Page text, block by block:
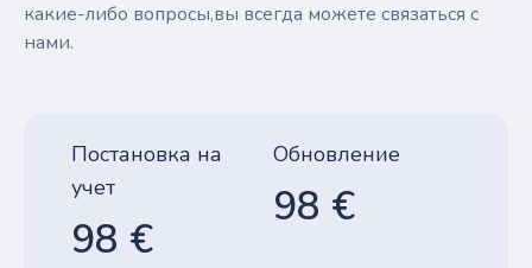
какие-либо вопросы,вы всегда можете связаться с
нами.
Постановка на
учет
98 €
Обновление
98 €